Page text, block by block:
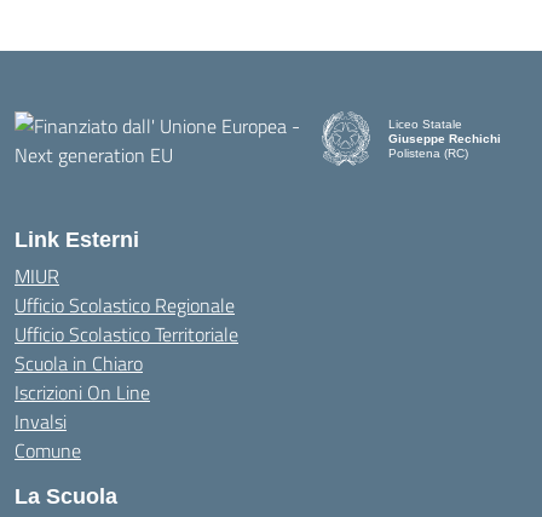
Liceo Statale
Giuseppe Rechichi
Polistena (RC)
Link Esterni
MIUR
Ufficio Scolastico Regionale
Ufficio Scolastico Territoriale
Scuola in Chiaro
Iscrizioni On Line
Invalsi
Comune
La Scuola